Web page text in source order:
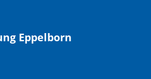
Eppelborn